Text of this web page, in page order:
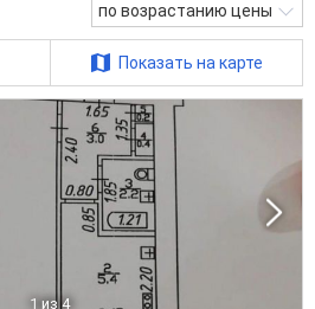
по возрастанию цены
Показать на карте
1 из 4